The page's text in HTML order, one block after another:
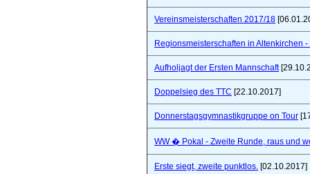
Vereinsmeisterschaften 2017/18
Regionsmeisterschaften in Altenkirchen
Aufholjagt der Ersten Mannschaft
Doppelsieg des TTC [22.10.2017]
Donnerstagsgymnastikgruppe on Tour
WW � Pokal - Zweite Runde, raus und
Erste siegt, zweite punktlos. [02.10.2017]